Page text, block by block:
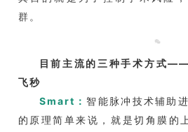
群。
目前主流的三种手术方式
飞秒
Smart： 智能脉冲技术辅助
的原理简单来说，就是切角膜的